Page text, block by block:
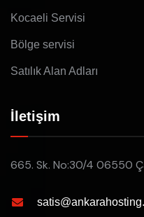
Kocaeli Servisi
Bölge servisi
Satılık Alan Adları
İletişim
665. Sk. No:30/4 06550